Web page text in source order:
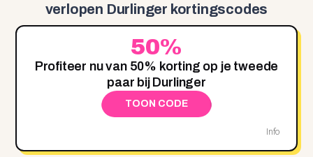
verlopen Durlinger kortingscodes
50%
Profiteer nu van 50% korting op je tweede
paar bij Durlinger
TOON CODE
Info